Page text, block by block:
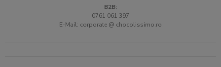
B2B:
0761 061 397
E-Mail: corporate @ chocolissimo.ro